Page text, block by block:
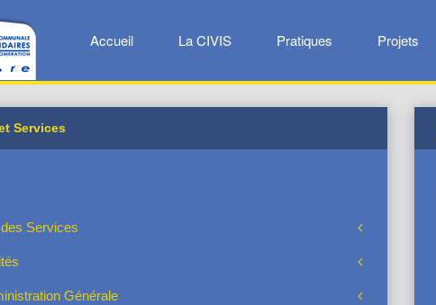
Accueil La CIVIS Pratiques Projets
Services
Services
Générale